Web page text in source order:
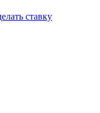
ставку